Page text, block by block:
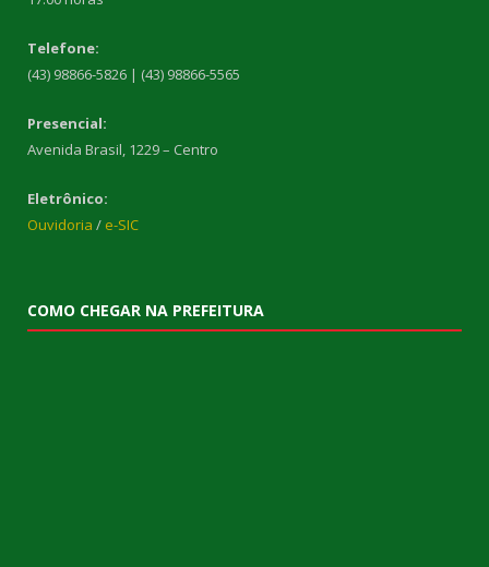
Telefone:
(43) 98866-5826 | (43) 98866-5565
Presencial:
Avenida Brasil, 1229 – Centro
Eletrônico:
Ouvidoria / e-SIC
COMO CHEGAR NA PREFEITURA